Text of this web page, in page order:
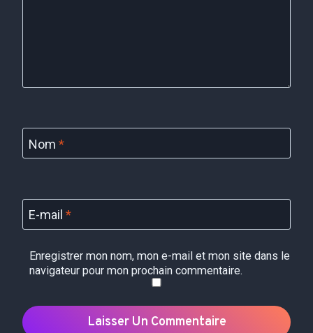
Nom *
E-mail *
Enregistrer mon nom, mon e-mail et mon site dans le
navigateur pour mon prochain commentaire.